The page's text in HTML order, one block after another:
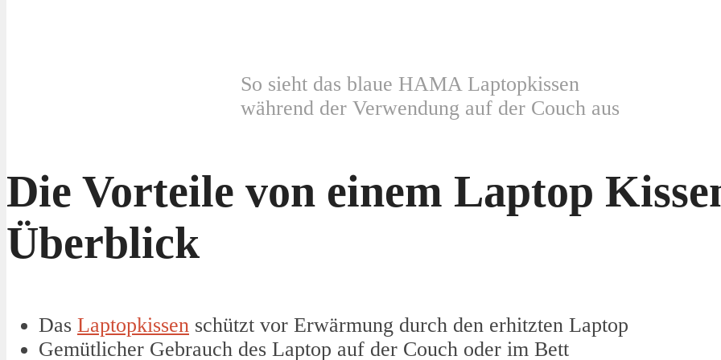
So sieht das blaue HAMA Laptopkissen
während der Verwendung auf der Couch aus
Die Vorteile von einem Laptop
Überblick
Das Laptopkissen schützt vor Erwärmung durch den erhitzten Laptop
Gemütlicher Gebrauch des Laptop auf der Couch oder im Bett